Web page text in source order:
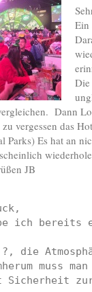
Ein
Die
Dann
vergessen das
Parks) Es hat an
JB
ich bereits
die
muss
Sicherheit